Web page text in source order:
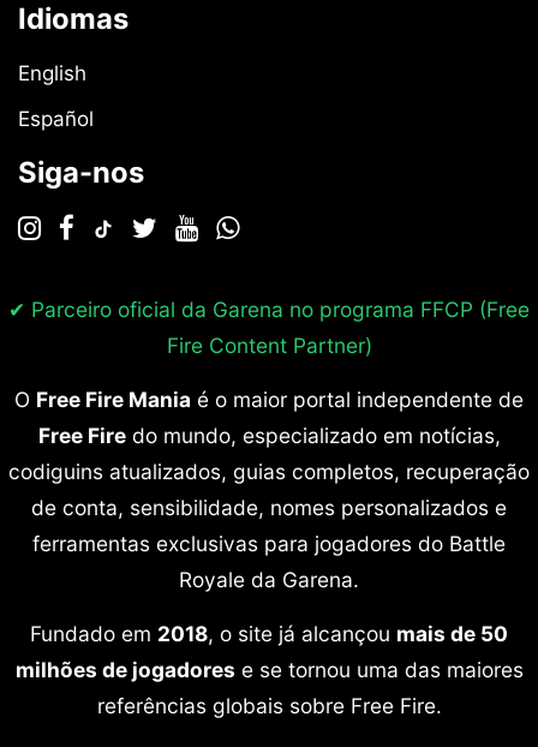
Idiomas
English
Español
Siga-nos
✔ Parceiro oficial da Garena no programa FFCP (Free
Fire Content Partner)
O Free Fire Mania é o maior portal independente de
Free Firedo mundo, especializado em notícias,
codiguins atualizados, guias completos, recuperação
de conta, sensibilidade, nomes personalizados e
ferramentas exclusivas para jogadores do Battle
Royale da Garena.
Fundado em 2018, o site já alcançou mais de 50
milhões de jogadores e se tornou uma das maiores
referências globais sobre Free Fire.